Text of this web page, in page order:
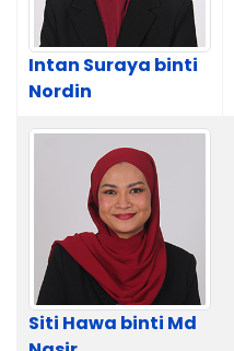
Intan Suraya binti
Nordin
Siti Hawa binti Md